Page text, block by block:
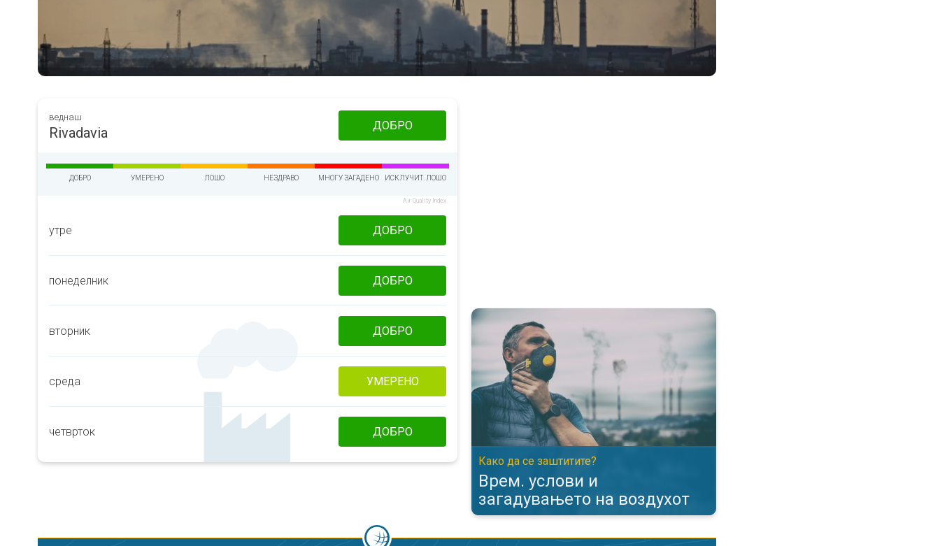
веднаш
Rivadavia ДОБРО
ДОБРО УМЕРЕНО ЛОШО НЕЗДРАВО МНОГУ ЗАГАДЕНО ИСКЛУЧИТ. ЛОШО
Air Quality Index
утре ДОБРО
понеделник ДОБРО
вторник ДОБРО
среда УМЕРЕНО
четврток ДОБРО
Врем. услови и загадувањето на воздухот. Како да се заштитите?. . .
Како да се заштитите?
Врем. услови и
загадувањето на воздухот